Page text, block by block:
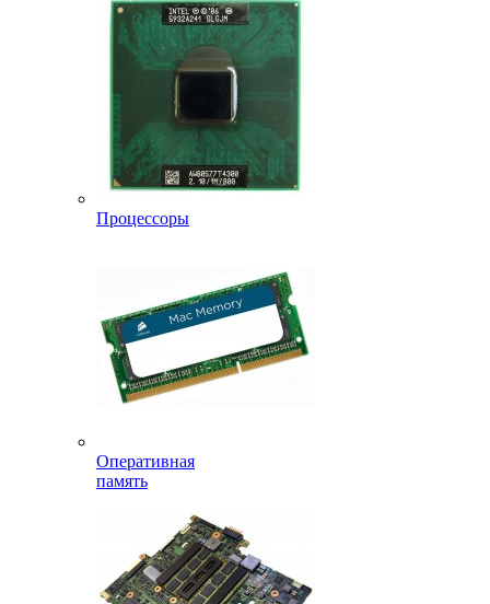
Процессоры
Оперативная
память